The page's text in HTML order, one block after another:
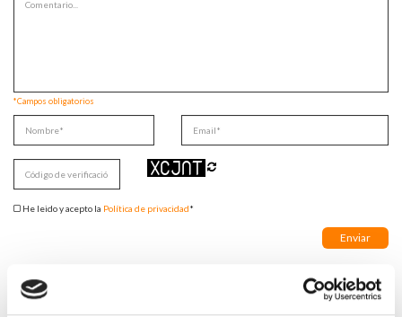
*Campos obligatorios
He leido y acepto la Política de privacidad*
DESTACADAS